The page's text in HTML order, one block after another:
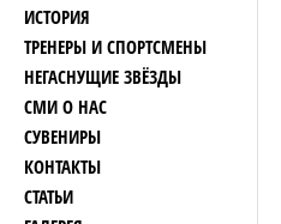
ИСТОРИЯ
ТРЕНЕРЫ И СПОРТСМЕНЫ
НЕГАСНУЩИЕ ЗВЁЗДЫ
СМИ О НАС
СУВЕНИРЫ
КОНТАКТЫ
СТАТЬИ